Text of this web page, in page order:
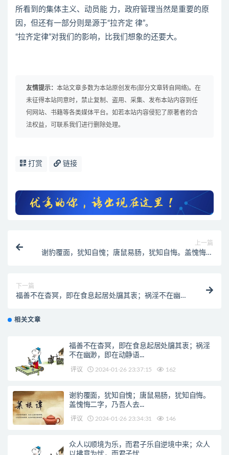
所看到的集体主义、动员能 力，政府管理当然是重要的原
因，但还有一部分则是源于“拉齐定 律”。
“拉齐定律”对我们的影响，比我们想象的还要大。
友情提示： 本站文章多数为本站原创发布(部分文章转自网络)。在
未征得本站同意时，禁止复制、盗用、采集、发布本站内容到任
何网站、书籍等各类媒体平台。如若本站内容侵犯了原著者的合
法权益，可联系我们进行删除处理。
打赏 链接
上一篇
谢豹覆面，犹知自愧；唐鼠易肠，犹知自悔。盖愧悔二
下一篇
福善不在杳冥，即在食息起居处牖其衷；祸淫不在幽
天之威命即寓于人，天人岂相远哉！
相关文章
福善不在杳冥，即在食息起居处牖其衷；祸淫
不在幽渺，即在动静语...
评议 2024-01-26 23:37:15 162
谢豹覆面，犹知自愧；唐鼠易肠，犹知自悔。
盖愧悔二字，乃吾人去...
评议 2024-01-26 23:34:31 146
众人以顺境为乐，而君子乐自逆境中来；众人